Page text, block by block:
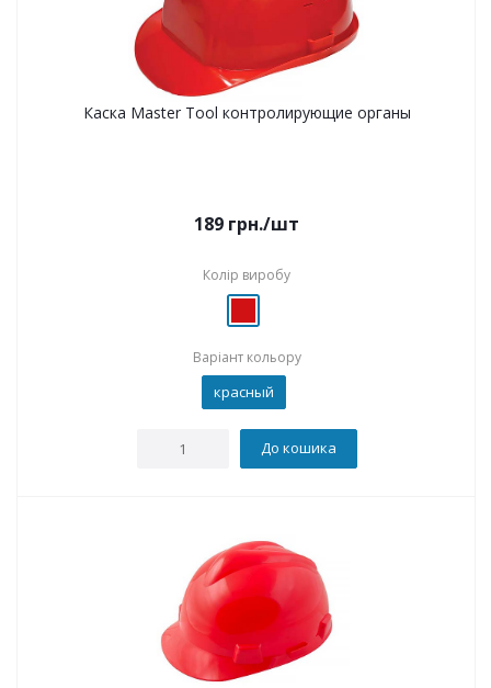
Каска Master Tool контролирующие органы
189 грн./шт
Колір виробу
Варіант кольору
красный
До кошика